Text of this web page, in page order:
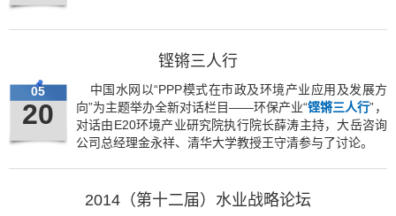
铿锵三人行
05
20
中国水网以“PPP模式在市政及环境产业应用及发展方
向”为主题举办全新对话栏目——环保产业“铿锵三人行”，
对话由E20环境产业研究院执行院长薛涛主持，大岳咨询
公司总经理金永祥、清华大学教授王守清参与了讨论。
2014（第十二届）水业战略论坛